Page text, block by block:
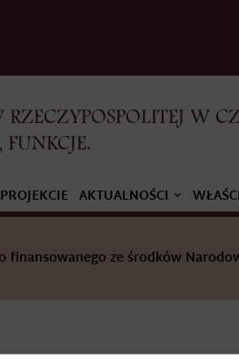
W
AKTUALNOŚCI
ze środków